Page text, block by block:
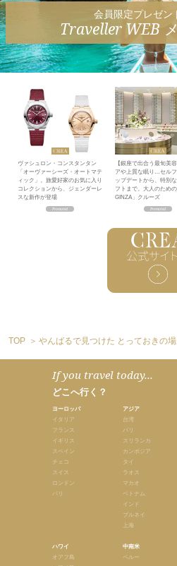
会員限定プレゼン
Traveller WEB
ヴァシュロン・コンスタンタン
「オーヴァーシーズ・オートマテ
ィック」。旅愛好家のお気に入り
コレクションから、ジェンダーレ
スな新作が登場
【銀座で出合う最旬美
アや上質な眠り…セル
ップデートから、特別
フトまで。大人のため
GINZA」クルーズ
TOP やんばるで見つけた とっておきの
If you travel today...
どこへ行く？
ヨーロッパ
イタリア
フランス
イギリス
スペイン
チェコ
スイス
ロンドン
パリ
ハワイ
オアフ島
アジア
台湾
バリ
スリランカ
カンボジア
タイ
ラオス
マカオ
ベトナム
インド
ブルネイ
上海
中南米
ペルー